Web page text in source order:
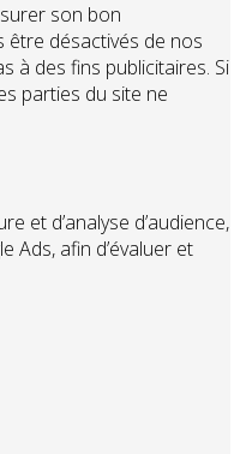
son bon
désactivés de nos
à des fins publicitaires. Si
parties du site ne
et d’analyse d’audience,
Ads, afin d’évaluer et